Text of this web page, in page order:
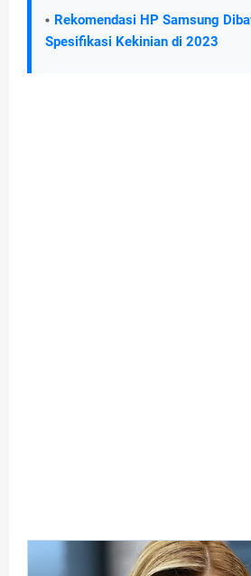
Rekomendasi HP Samsung
Spesifikasi Kekinian di 2023